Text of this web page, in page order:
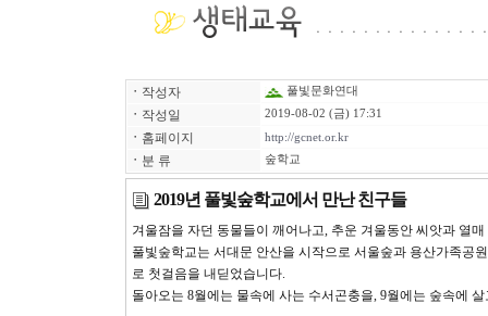
ㆍ 작성자 풀빛문화연대
ㆍ 작성일 2019-08-02 (금) 17:31
ㆍ 홈페이지 http://gcnet.or.kr
ㆍ 분 류 숲학교
2019년 풀빛숲학교에서 만난 친구들
겨울잠을 자던 동물들이 깨어나고, 추운 겨울동안 씨앗과 열
풀빛숲학교는 서대문 안산을 시작으로 서울숲과 용산가족공
로 첫걸음을 내딛었습니다.
돌아오는 8월에는 물속에 사는 수서곤충을, 9월에는 숲속에